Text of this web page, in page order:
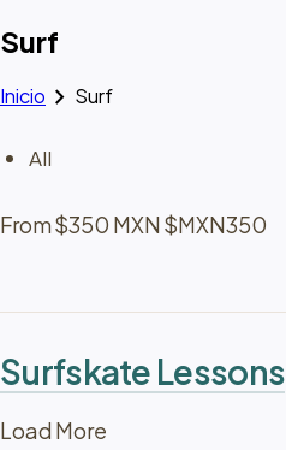
Surf
Inicio chevron_right Surf
All
From $350 MXN $MXN350
Surfskate Lessons
Load More